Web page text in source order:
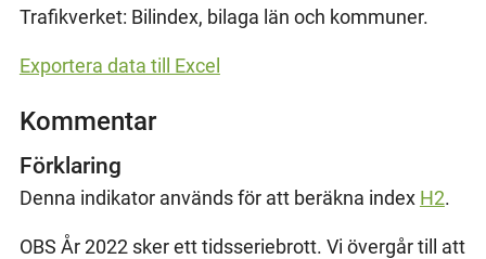
Trafikverket: Bilindex, bilaga län och kommuner.
Exportera data till Excel
Kommentar
Förklaring
Denna indikator används för att beräkna index H2.
OBS År 2022 sker ett tidsseriebrott. Vi övergår till att